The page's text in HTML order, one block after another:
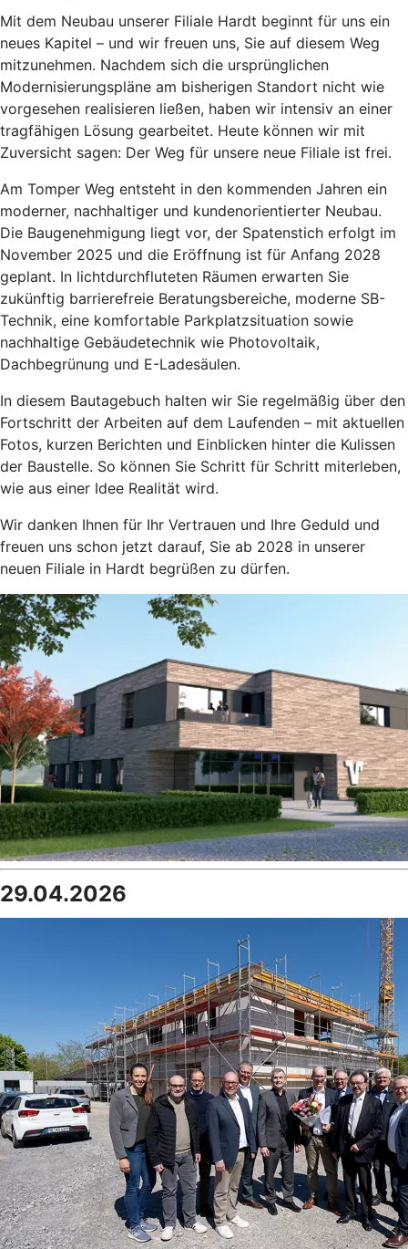
Mit dem Neubau unserer Filiale Hardt beginnt für uns ein
neues Kapitel – und wir freuen uns, Sie auf diesem Weg
mitzunehmen. Nachdem sich die ursprünglichen
Modernisierungspläne am bisherigen Standort nicht wie
vorgesehen realisieren ließen, haben wir intensiv an einer
tragfähigen Lösung gearbeitet. Heute können wir mit
Zuversicht sagen: Der Weg für unsere neue Filiale ist frei.
Am Tomper Weg entsteht in den kommenden Jahren ein
moderner, nachhaltiger und kundenorientierter Neubau.
Die Baugenehmigung liegt vor, der Spatenstich erfolgt im
November 2025 und die Eröffnung ist für Anfang 2028
geplant. In lichtdurchfluteten Räumen erwarten Sie
zukünftig barrierefreie Beratungsbereiche, moderne SB-
Technik, eine komfortable Parkplatzsituation sowie
nachhaltige Gebäudetechnik wie Photovoltaik,
Dachbegrünung und E-Ladesäulen.
In diesem Bautagebuch halten wir Sie regelmäßig über den
Fortschritt der Arbeiten auf dem Laufenden – mit aktuellen
Fotos, kurzen Berichten und Einblicken hinter die Kulissen
der Baustelle. So können Sie Schritt für Schritt miterleben,
wie aus einer Idee Realität wird.
Wir danken Ihnen für Ihr Vertrauen und Ihre Geduld und
freuen uns schon jetzt darauf, Sie ab 2028 in unserer
neuen Filiale in Hardt begrüßen zu dürfen.
29.04.2026